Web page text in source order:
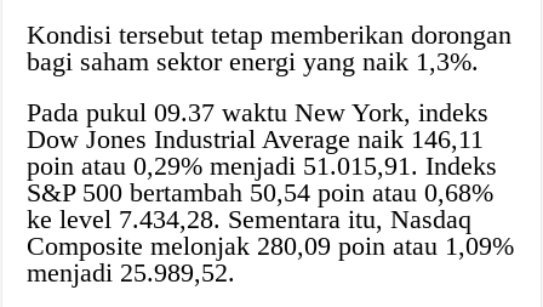
Kondisi tersebut tetap memberikan dorongan
bagi saham sektor energi yang naik 1,3%.
Pada pukul 09.37 waktu New York, indeks
Dow Jones Industrial Average naik 146,11
poin atau 0,29% menjadi 51.015,91. Indeks
S&P 500 bertambah 50,54 poin atau 0,68%
ke level 7.434,28. Sementara itu, Nasdaq
Composite melonjak 280,09 poin atau 1,09%
menjadi 25.989,52.